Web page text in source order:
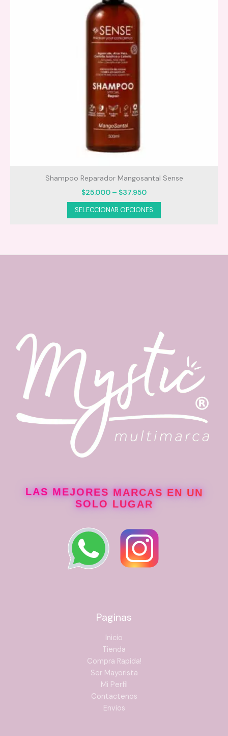
Shampoo Reparador Mangosantal Sense
$25.000 – $37.950Price
range:
$25.000
through
SELECCIONAR OPCIONES
producto
variantes.
la
página
producto
LAS MEJORES MARCAS EN UN
SOLO LUGAR
Paginas
Inicio
Tienda
Compra Rapida!
Ser Mayorista
Mi Perfil
Contactenos
Envios